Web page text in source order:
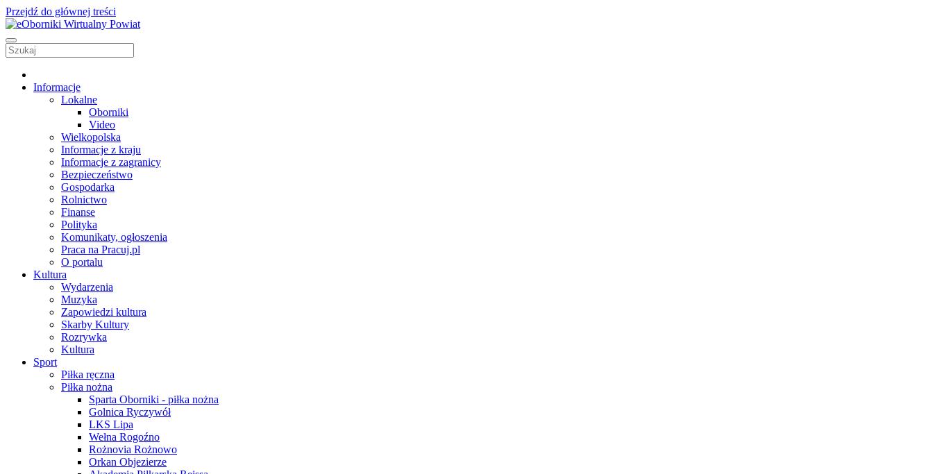
Przejdź do głównej treści
Informacje
Lokalne
Oborniki
Video
Wielkopolska
Informacje z kraju
Informacje z zagranicy
Bezpieczeństwo
Gospodarka
Rolnictwo
Finanse
Polityka
Komunikaty, ogłoszenia
Praca na Pracuj.pl
O portalu
Kultura
Wydarzenia
Muzyka
Zapowiedzi kultura
Skarby Kultury
Rozrywka
Kultura
Sport
Piłka ręczna
Piłka nożna
Sparta Oborniki - piłka nożna
Golnica Ryczywół
LKS Lipa
Wełna Rogoźno
Rożnovia Rożnowo
Orkan Objezierze